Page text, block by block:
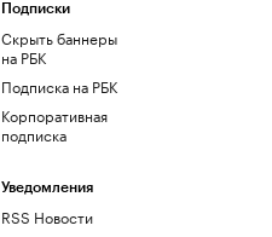
Подписки
Скрыть баннеры
на РБК
Подписка на РБК
Корпоративная
подписка
Уведомления
RSS Новости